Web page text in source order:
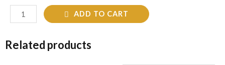
ADD TO CART
Related products